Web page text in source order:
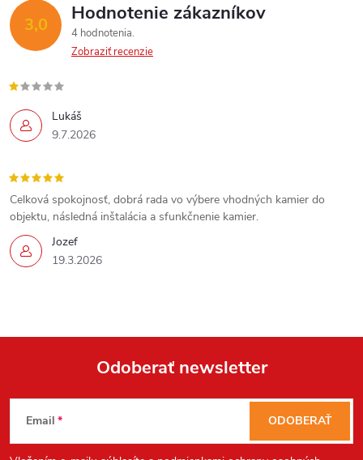
3,0 Hodnotenie zákazníkov
4 hodnotenia
Zobraziť recenzie
Lukáš
9.7.2026
Jozef
19.3.2026
Celková spokojnosť, dobrá rada vo výbere vhodných kamier do
objektu, následná inštalácia a sfunkčnenie kamier.
Z
á
Odoberať newsletter
Email ODOBERAŤ
Powered by chaterimo